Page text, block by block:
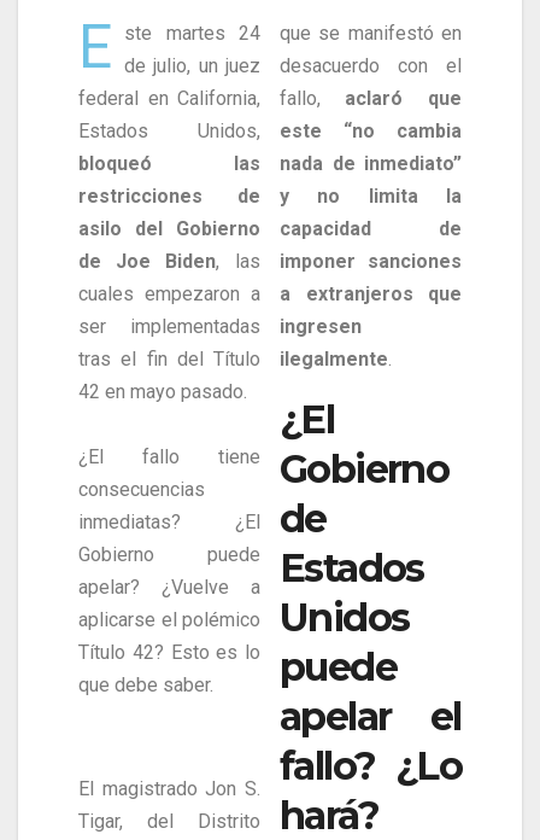
E
ste martes 24
de julio, un juez
federal en California,
Estados Unidos,
bloqueó las
restricciones de
asilo del Gobierno
de Joe Biden, las
cuales empezaron a
ser implementadas
tras el fin del Título
42 en mayo pasado.
¿El fallo tiene
consecuencias
inmediatas? ¿El
Gobierno puede
apelar? ¿Vuelve a
aplicarse el polémico
Título 42? Esto es lo
que debe saber.
El magistrado Jon S.
Tigar, del Distrito
que se manifestó en
desacuerdo con el
fallo, aclaró que
este “no cambia
nada de inmediato”
y no limita la
capacidad de
imponer sanciones
a extranjeros que
ingresen
ilegalmente.
¿El
Gobierno
de
Estados
Unidos
puede
apelar el
fallo? ¿Lo
hará?